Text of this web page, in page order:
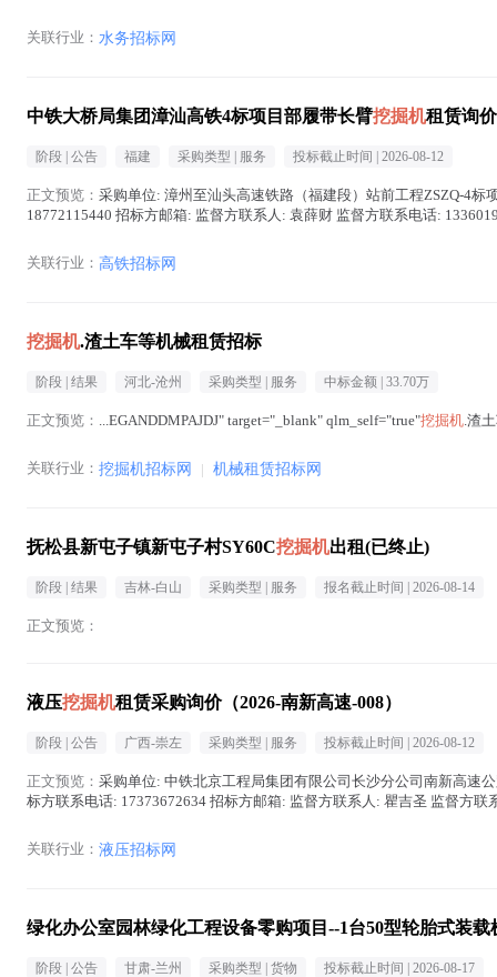
关联行业： 水务招标网
中铁大桥局集团漳汕高铁4标项目部履带长臂挖掘机租赁询价
阶段 | 公告 福建 采购类型 | 服务 投标截止时间 | 2026-08-12
正文预览： 采购单位: 漳州至汕头高速铁路（福建段）站前工程ZSZQ-4标
18772115440 招标方邮箱: 监督方联系人: 袁薛财 监督方联系电话:
关联行业： 高铁招标网
挖掘机.渣土车等机械租赁招标
阶段 | 结果 河北-沧州 采购类型 | 服务 中标金额 | 33.70万
正文预览： ...EGANDDMPAJDJ" target="_blank" qlm_self="true"挖掘机.渣
关联行业： 挖掘机招标网 | 机械租赁招标网
抚松县新屯子镇新屯子村SY60C挖掘机出租(已终止)
阶段 | 结果 吉林-白山 采购类型 | 服务 报名截止时间 | 2026-08-14
正文预览：
液压挖掘机租赁采购询价（2026-南新高速-008）
阶段 | 公告 广西-崇左 采购类型 | 服务 投标截止时间 | 2026-08-12
正文预览： 采购单位: 中铁北京工程局集团有限公司长沙分公司南新高速
标方联系电话: 17373672634 招标方邮箱: 监督方联系人: 瞿吉圣 监督方
关联行业： 液压招标网
绿化办公室园林绿化工程设备零购项目--1台50型轮胎式装载
阶段 | 公告 甘肃-兰州 采购类型 | 货物 投标截止时间 | 2026-08-17